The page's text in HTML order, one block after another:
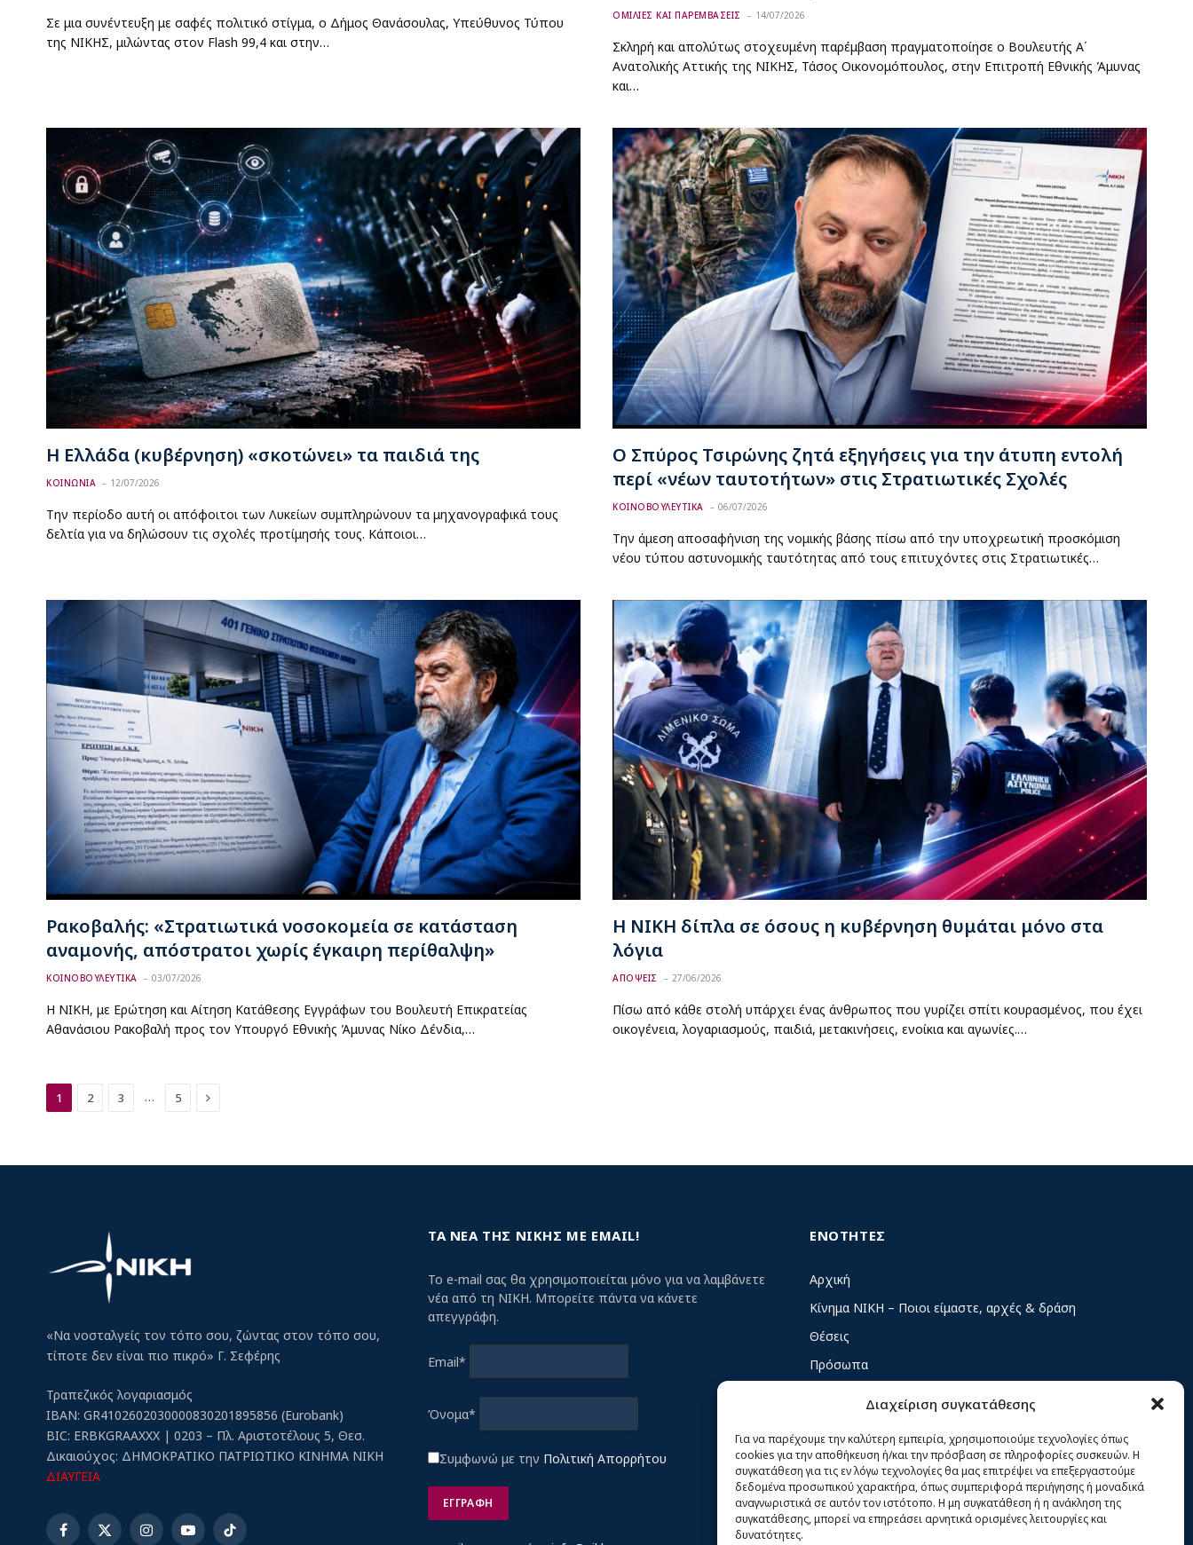
Διαχείριση συγκατάθεσης
Για να παρέχουμε την καλύτερη εμπειρία, χρησιμοποιούμε τεχνολογίες όπως
cookies για την αποθήκευση ή/και την πρόσβαση σε πληροφορίες συσκευών. Η
συγκατάθεση για τις εν λόγω τεχνολογίες θα μας επιτρέψει να επεξεργαστούμε
δεδομένα προσωπικού χαρακτήρα, όπως συμπεριφορά περιήγησης ή μοναδικά
αναγνωριστικά σε αυτόν τον ιστότοπο. Η μη συγκατάθεση ή η ανάκληση της
συγκατάθεσης, μπορεί να επηρεάσει αρνητικά ορισμένες λειτουργίες και
δυνατότητες.
Σε μια συνέντευξη με σαφές πολιτικό στίγμα, ο Δήμος Θανάσουλας, Υπεύθυνος Τύπου
της ΝΙΚΗΣ, μιλώντας στον Flash 99,4 και στην…
ΟΜΙΛΙΕΣ ΚΑΙ ΠΑΡΕΜΒΑΣΕΙΣ 14/07/2026
Σκληρή και απολύτως στοχευμένη παρέμβαση πραγματοποίησε ο Βουλευτής Α΄
Ανατολικής Αττικής της ΝΙΚΗΣ, Τάσος Οικονομόπουλος, στην Επιτροπή Εθνικής Άμυνας
και…
Η Ελλάδα (κυβέρνηση) «σκοτώνει» τα παιδιά της
ΚΟΙΝΩΝΙΑ 12/07/2026
Την περίοδο αυτή οι απόφοιτοι των Λυκείων συμπληρώνουν τα μηχανογραφικά τους
δελτία για να δηλώσουν τις σχολές προτίμησής τους. Κάποιοι…
Ο Σπύρος Τσιρώνης ζητά εξηγήσεις για την άτυπη εντολή
περί «νέων ταυτοτήτων» στις Στρατιωτικές Σχολές
ΚΟΙΝΟΒΟΥΛΕΥΤΙΚΑ 06/07/2026
Την άμεση αποσαφήνιση της νομικής βάσης πίσω από την υποχρεωτική προσκόμιση
νέου τύπου αστυνομικής ταυτότητας από τους επιτυχόντες στις Στρατιωτικές…
Ρακοβαλής: «Στρατιωτικά νοσοκομεία σε κατάσταση
αναμονής, απόστρατοι χωρίς έγκαιρη περίθαλψη»
ΚΟΙΝΟΒΟΥΛΕΥΤΙΚΑ 03/07/2026
Η ΝΙΚΗ, με Ερώτηση και Αίτηση Κατάθεσης Εγγράφων του Βουλευτή Επικρατείας
Αθανάσιου Ρακοβαλή προς τον Υπουργό Εθνικής Άμυνας Νίκο Δένδια,…
Η ΝΙΚΗ δίπλα σε όσους η κυβέρνηση θυμάται μόνο στα
λόγια
ΑΠΟΨΕΙΣ 27/06/2026
Πίσω από κάθε στολή υπάρχει ένας άνθρωπος που γυρίζει σπίτι κουρασμένος, που έχει
οικογένεια, λογαριασμούς, παιδιά, μετακινήσεις, ενοίκια και αγωνίες.…
1 2 3 … 5 Next
«Να νοσταλγείς τον τόπο σου, ζώντας στον τόπο σου,
τίποτε δεν είναι πιο πικρό» Γ. Σεφέρης
Τραπεζικός λογαριασμός
IBAN: GR4102602030000830201895856 (Eurobank)
BIC: ERBKGRAAXXX | 0203 – Πλ. Αριστοτέλους 5, Θεσ.
Δικαιούχος: ΔΗΜΟΚΡΑΤΙΚΟ ΠΑΤΡΙΩΤΙΚΟ ΚΙΝΗΜΑ ΝΙΚΗ
ΔΙΑΥΓΕΙΑ
Facebook
X InstagramYouTubeTikTok
ΤΑ ΝΕΑ ΤΗΣ ΝΙΚΗΣ ΜΕ EMAIL!
Το e-mail σας θα χρησιμοποιείται μόνο για να λαμβάνετε
νέα από τη ΝΙΚΗ. Μπορείτε πάντα να κάνετε
απεγγράφη.
Email*
Όνομα*
Συμφωνώ με την Πολιτική Απορρήτου
ΕΝΟΤΗΤΕΣ
Αρχική
Κίνημα ΝΙΚΗ – Ποιοι είμαστε, αρχές & δράση
Θέσεις
Πρόσωπα
Δελτία Τύπου
Άρθρα